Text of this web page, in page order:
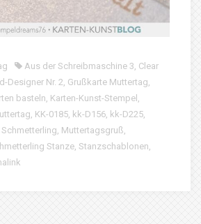
Aus der Schreibmaschine 3, Clear
Designer Nr. 2, Grußkarte Muttertag,
basteln, Karten-Kunst-Stempel ,
, KK-0185, kk-D156, kk-D225,
Schmetterling, Muttertagsgruß,
Stanze, Stanzschablonen,